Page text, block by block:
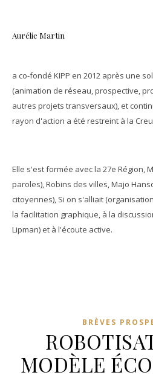
Aurélie Martin
a co-fondé KIPP en 2012 après une
(animation de réseau, prospective,
autres projets transversaux), et
rayon d'action a été restreint à la
Elle s'est formée avec la 27e Région,
paroles), Robins des villes, Majo
citoyennes), Si on s'alliait
la facilitation graphique, à la
Lipman) et à l'écoute active.
BRÈVES
MODÈLE